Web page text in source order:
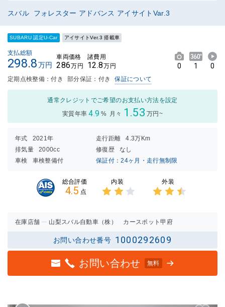
スバル フォレスター アドバンス アイサイトVar.3
SUBARU 認定U-Car アイサイトVer.3 搭載車
支払総額
298.8万円
車両価格
286万円
諸費用
12.8万円 0 1 0
定期点検整備：付き 部分保証：付き 保証について
通常クレジットでご希望のお支払い方法を設定
実質年率 4.9 % 月々 1.53 万円~
年式 2021年 走行距離
4.3万Km
排気量
2000cc 修復歴
なし
車検
車検整備付 保証付：24ヶ月・走行無制限
総合評価
4.5 点
内装
評価
外装
の評価
在庫店舗 山梨スバル自動車（株） カースポット甲府
お問い合わせ番号 1000292609
お問い合わせ 無料